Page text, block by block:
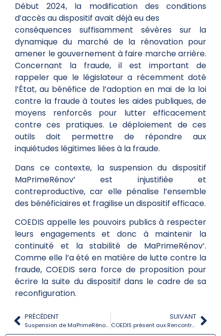
Début 2024, la modification des conditions
d’accès au dispositif avait déjà eu des
conséquences suffisamment sévères sur la
dynamique du marché de la rénovation pour
amener le gouvernement à faire marche arrière.
Concernant la fraude, il est important de
rappeler que le législateur a récemment doté
l’État, au bénéfice de l’adoption en mai de la loi
contre la fraude à toutes les aides publiques, de
moyens renforcés pour lutter efficacement
contre ces pratiques. Le déploiement de ces
outils doit permettre de répondre aux
inquiétudes légitimes liées à la fraude.
Dans ce contexte, la suspension du dispositif
MaPrimeRénov’ est injustifiée et
contreproductive, car elle pénalise l’ensemble
des bénéficiaires et fragilise un dispositif efficace.
COEDIS appelle les pouvoirs publics à respecter
leurs engagements et donc à maintenir la
continuité et la stabilité de MaPrimeRénov’.
Comme elle l’a été en matière de lutte contre la
fraude, COEDIS sera force de proposition pour
écrire la suite du dispositif dans le cadre de sa
reconfiguration.
PRÉCÉDENT
Suspension de MaPrimeRénov : le gouvernement met en danger le pouvoir d’achat des Français, fragilise nettement les entreprises de la filière de rénovation, et affaiblit la transition écologique.
SUIVANT
COEDIS présent aux Rencontres du Négoce 2025